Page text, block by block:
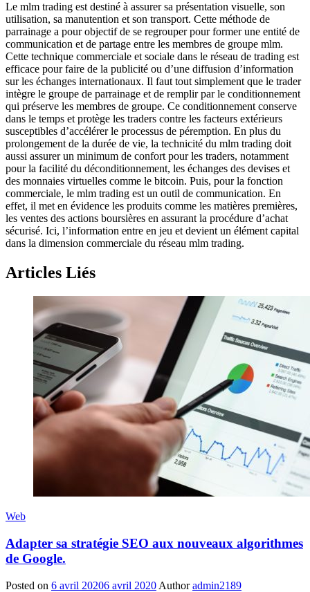
Le mlm trading est destiné à assurer sa présentation visuelle, son
utilisation, sa manutention et son transport. Cette méthode de
parrainage a pour objectif de se regrouper pour former une entité de
communication et de partage entre les membres de groupe mlm.
Cette technique commerciale et sociale dans le réseau de trading est
efficace pour faire de la publicité ou d’une diffusion d’information
sur les échanges internationaux. Il faut tout simplement que le trader
intègre le groupe de parrainage et de remplir par le conditionnement
qui préserve les membres de groupe. Ce conditionnement conserve
dans le temps et protège les traders contre les facteurs extérieurs
susceptibles d’accélérer le processus de péremption. En plus du
prolongement de la durée de vie, la technicité du mlm trading doit
aussi assurer un minimum de confort pour les traders, notamment
pour la facilité du déconditionnement, les échanges des devises et
des monnaies virtuelles comme le bitcoin. Puis, pour la fonction
commerciale, le mlm trading est un outil de communication. En
effet, il met en évidence les produits comme les matières premières,
les ventes des actions boursières en assurant la procédure d’achat
sécurisé. Ici, l’information entre en jeu et devient un élément capital
dans la dimension commerciale du réseau mlm trading.
Articles Liés
Web
Adapter sa stratégie SEO aux nouveaux algorithmes
de Google.
Posted on 6 avril 20206 avril 2020 Author admin2189